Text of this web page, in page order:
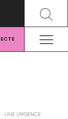
: UNE URGENCE